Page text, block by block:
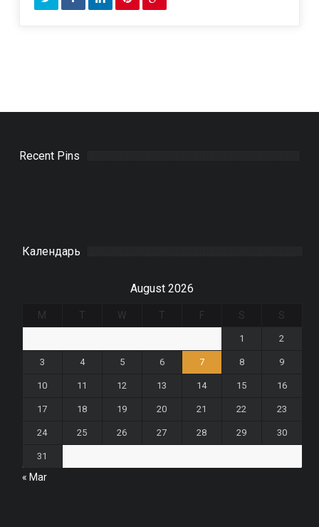
Recent Pins
Календарь
August 2026
M T W T F S S
1 2
3 4 5 6 7 8 9
10 11 12 13 14 15 16
17 18 19 20 21 22 23
24 25 26 27 28 29 30
31
« Mar